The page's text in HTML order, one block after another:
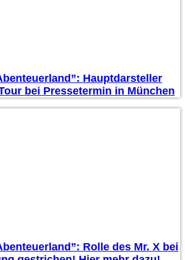
Hauptdarsteller
bei Pressetermin in München
Rolle des Mr. X bei